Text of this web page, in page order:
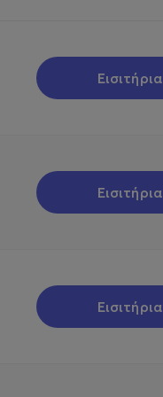
Εισιτήρια
Εισιτήρια
Εισιτήρια